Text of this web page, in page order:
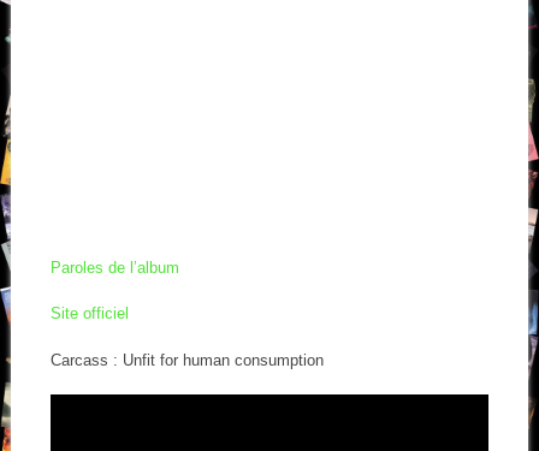
Paroles de l’album
Site officiel
Carcass : Unfit for human consumption